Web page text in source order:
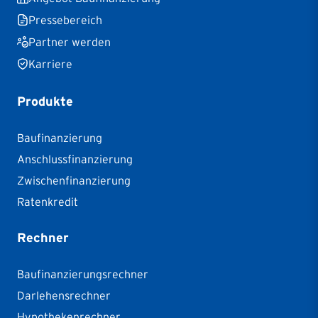
Pressebereich
Partner werden
Karriere
Produkte
Baufinanzierung
Anschlussfinanzierung
Zwischenfinanzierung
Ratenkredit
Rechner
Baufinanzierungsrechner
Darlehensrechner